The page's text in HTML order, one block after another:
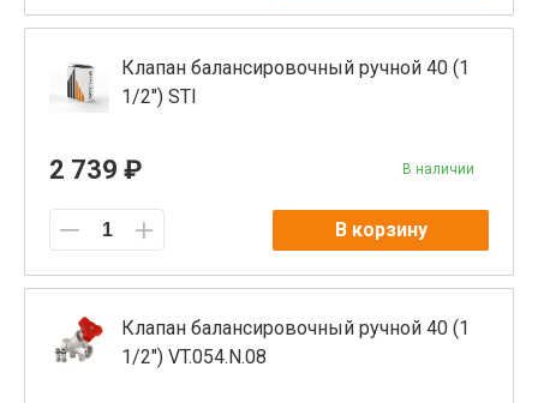
Клапан балансировочный ручной 40 (1
1/2") STI
2 739 ₽ В наличии
В корзину
Клапан балансировочный ручной 40 (1
1/2") VT.054.N.08